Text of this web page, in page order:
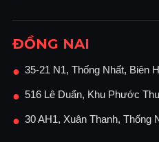
ĐỒNG NAI
● 35-21 N1, Thống Nhất, Biên
● 516 Lê Duẩn, Khu Phước
● 30 AH1, Xuân Thanh, Thống